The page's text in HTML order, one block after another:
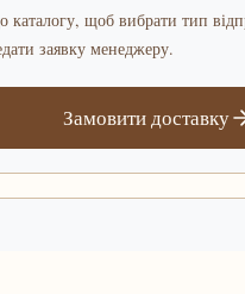
каталогу, щоб вибрати тип
заявку менеджеру.
Замовити доставку